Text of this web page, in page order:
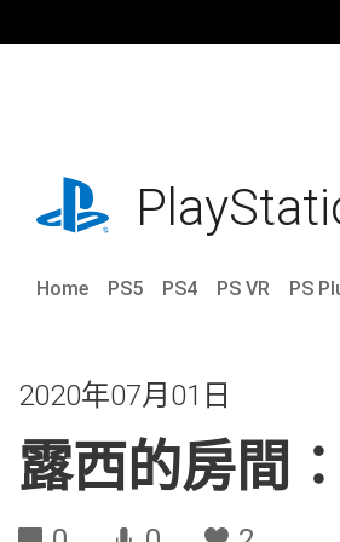
往
playstation.com
Home PS5 PS4 PS VR PS
2020年07月01日
露西的房間